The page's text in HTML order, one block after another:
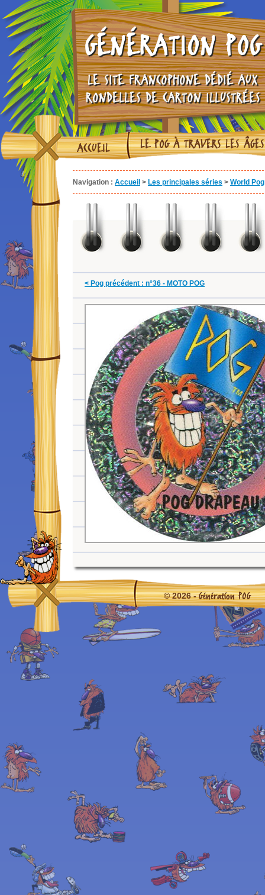
GÉNÉRATION POG
LE SITE FRANCOPHONE DÉDIÉ AUX
RONDELLES DE CARTON ILLUSTRÉES
ACCUEIL LE POG À TRAVERS LES ÂGES
Navigation : Accueil > Les principales séries > World
< Pog précédent : n°36 - MOTO POG
© 2026 -Génération POG